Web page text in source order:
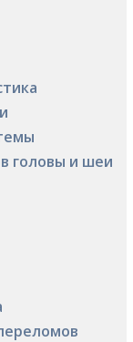
головы и шеи